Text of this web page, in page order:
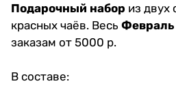
Подарочный набор из двух
красных чаёв. Весь Февраль
заказам от 5000 р.
В составе: